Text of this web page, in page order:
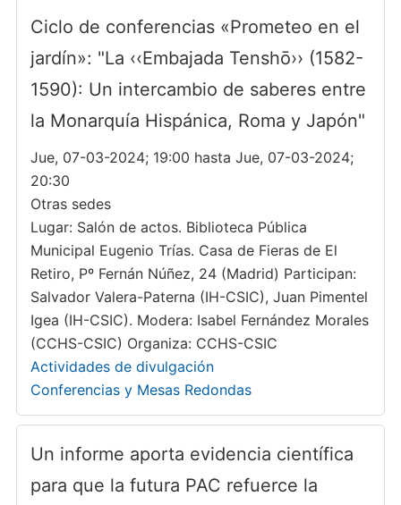
Ciclo de conferencias «Prometeo en el
jardín»: "La ‹‹Embajada Tenshō›› (1582-
1590): Un intercambio de saberes entre
la Monarquía Hispánica, Roma y Japón"
Jue, 07-03-2024; 19:00 hasta Jue, 07-03-2024;
20:30
Otras sedes
Lugar: Salón de actos. Biblioteca Pública
Municipal Eugenio Trías. Casa de Fieras de El
Retiro, Pº Fernán Núñez, 24 (Madrid) Participan:
Salvador Valera-Paterna (IH-CSIC), Juan Pimentel
Igea (IH-CSIC). Modera: Isabel Fernández Morales
(CCHS-CSIC) Organiza: CCHS-CSIC
Actividades de divulgación
Conferencias y Mesas Redondas
Un informe aporta evidencia científica
para que la futura PAC refuerce la